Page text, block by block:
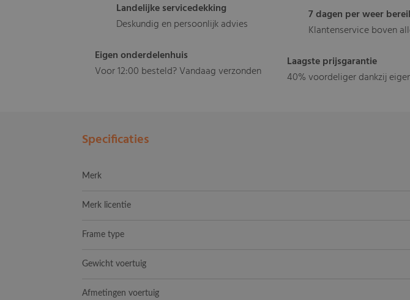
Landelijke servicedekking
Deskundig en persoonlijk advies
Eigen onderdelenhuis
Voor 12:00 besteld? Vandaag verzonden
7 dagen per weer
Klantenservice boven
Laagste prijsgarantie
40% voordeliger dankzij
Specificaties
Merk
Merk licentie
Frame type
Gewicht voertuig
Afmetingen voertuig